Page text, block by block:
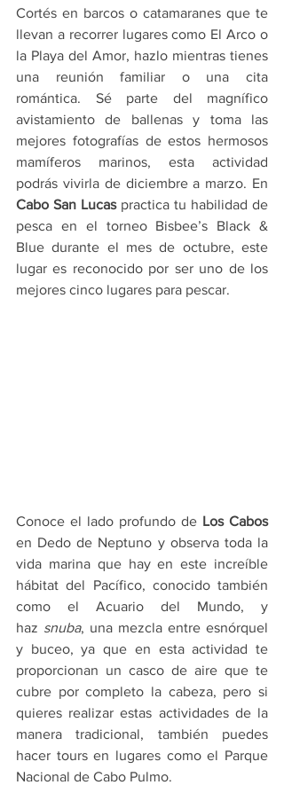
Cortés en barcos o catamaranes que te
llevan a recorrer lugares como El Arco o
la Playa del Amor, hazlo mientras tienes
una reunión familiar o una cita
romántica. Sé parte del magnífico
avistamiento de ballenas y toma las
mejores fotografías de estos hermosos
mamíferos marinos, esta actividad
Cabo San Lucas practica tu habilidad de
pesca en el torneo Bisbee’s Black &
Blue durante el mes de octubre, este
lugar es reconocido por ser uno de los
mejores cinco lugares para pescar.
Conoce el lado profundo de Los Cabos
en Dedo de Neptuno y observa toda la
vida marina que hay en este increíble
hábitat del Pacífico, conocido también
como el Acuario del Mundo, y
haz snuba, una mezcla entre esnórquel
y buceo, ya que en esta actividad te
proporcionan un casco de aire que te
cubre por completo la cabeza, pero si
quieres realizar estas actividades de la
manera tradicional, también puedes
hacer tours en lugares como el Parque
Nacional de Cabo Pulmo.